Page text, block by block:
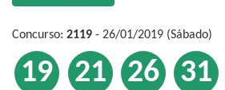
Concurso: 2119 - 26/01/2019 (Sábado)
19 21 26 31